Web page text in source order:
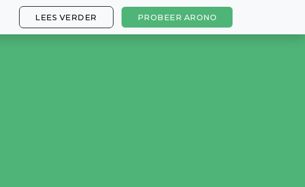
LEES VERDER PROBEER ARONO